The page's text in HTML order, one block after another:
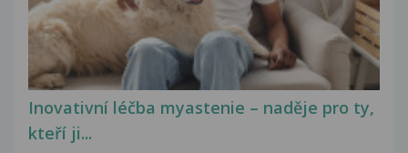
Inovativní léčba myastenie – naděje pro ty,
kteří ji...